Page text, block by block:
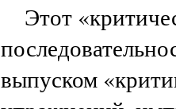
Этот
выпуском